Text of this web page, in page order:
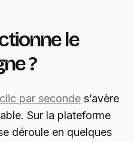
le
?
clic par seconde s’avère
Sur la plateforme
déroule en quelques